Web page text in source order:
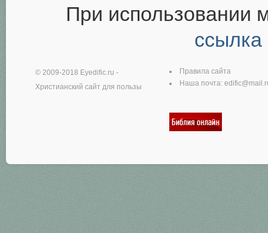
При использовании
ссылка
© 2009-2018 Eyedific.ru -
Христианский сайт для пользы
Правила сайта
Наша почта: